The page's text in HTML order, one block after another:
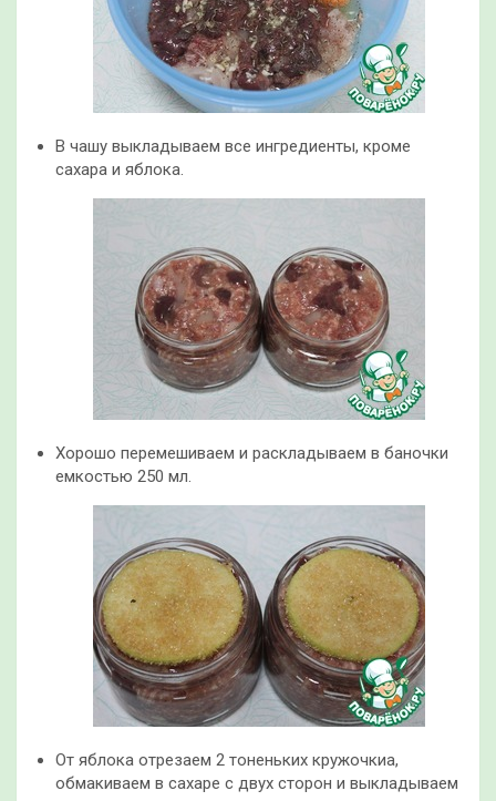
В чашу выкладываем все ингредиенты, кроме
сахара и яблока.
Хорошо перемешиваем и раскладываем в баночки
емкостью 250 мл.
От яблока отрезаем 2 тоненьких кружочкиа,
обмакиваем в сахаре с двух сторон и выкладываем